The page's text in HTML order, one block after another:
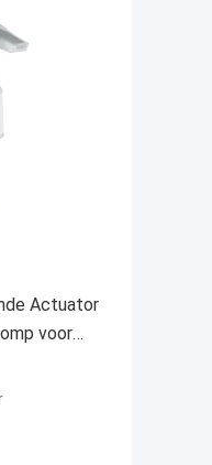
Actuator
voor
Handhaar